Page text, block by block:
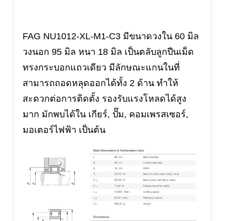
FAG NU1012-XL-M1-C3 มีขนาดวงใน 60 มิล
วงนอก 95 มิล หนา 18 มิล เป็นตลับลูกปืนเม็ด
ทรงกระบอกแถวเดียว มีลักษณะแกนในที่
สามารถถอดหลุดออกได้ทั้ง 2 ด้าน ทำให้
สะดวกต่อการติดตั้ง รองรับแรงโหลดได้สูง
มาก มักพบได้ใน เกียร์, ปั๊ม, คอมเพรสเซอร์,
มอเตอร์ไฟฟ้า เป็นต้น